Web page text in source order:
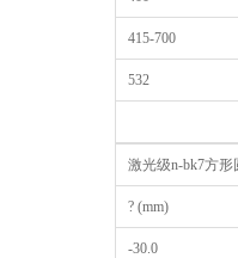
415-700
532
激光级n-bk7方
? (mm)
-30.0